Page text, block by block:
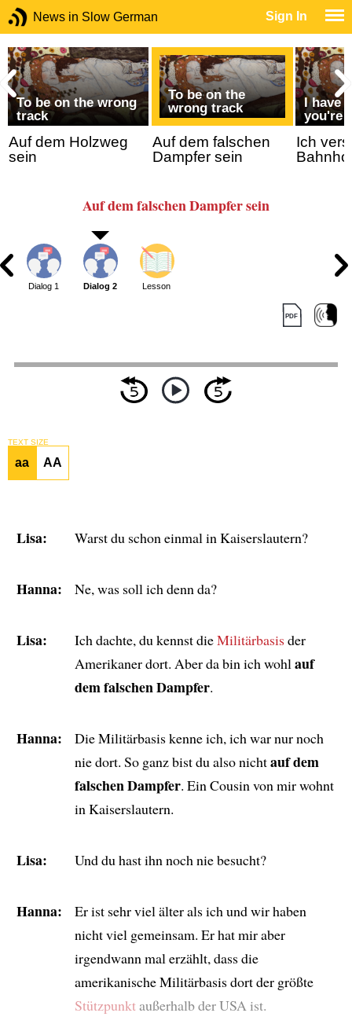
News in Slow German Sign In
To be on the wrong
track
Auf dem Holzweg
sein
To be on the
wrong track
Auf dem falschen
Dampfer sein
I have
you're
Ich
Auf dem falschen Dampfer sein
Dialog 1 Dialog 2 Lesson
TEXT SIZE
aa AA
Lisa: Warst du schon einmal in Kaiserslautern?
Hanna: Ne, was soll ich denn da?
Lisa: Ich dachte, du kennst dieMilitärbasisder
Amerikaner dort. Aber da bin ich wohl auf
dem falschen Dampfer.
Hanna:
Die Militärbasis kenne ich, ich war nur noch
nie dort. So ganz bist du also nichtauf dem
falschen Dampfer. Ein Cousin von mir wohnt
in Kaiserslautern.
Lisa: Und du hast ihn noch nie besucht?
Hanna:
Er ist sehr viel älter als ich und wir haben
nicht viel gemeinsam. Er hat mir aber
irgendwann mal erzählt, dass die
amerikanische Militärbasis dort der größte
Stützpunktaußerhalb der USA ist.